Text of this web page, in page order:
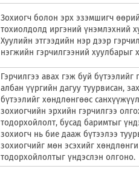
Зохиогч болон эрх эзэмшигч
тохиолдолд иргэний үнэмлэхний
Хуулийн этгээдийн нэр дээр
нэгжийн гэрчилгээний хуулбарыг
Гэрчилгээ авах гэж буй бүтээлийг
албан үүргийн дагуу туурвисан,
бүтээлийг хөндлөнгөөс
зохиогчийн эрхийн гэрчилгээ
тодорхойлолт, бусад баримтыг
зохиогч нь бие дааж бүтээлээ
зохиогчийг мөн эсэхийг
тодорхойлолтыг үндэслэн олгоно.